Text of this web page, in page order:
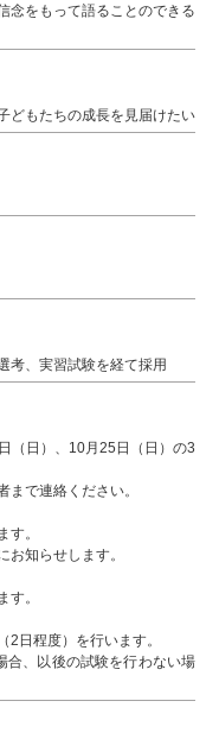
念をもって語ることのできる
どもたちの成長を見届けたい
考、実習試験を経て採用
（日）、10月25日（日）の3
で連絡ください。
。
知らせします。
。
日程度）を行います。
、以後の試験を行わない場